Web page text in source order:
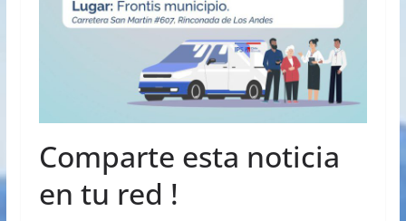
Comparte esta noticia
en tu red !